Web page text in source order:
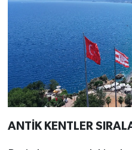
ANTİK KENTLER